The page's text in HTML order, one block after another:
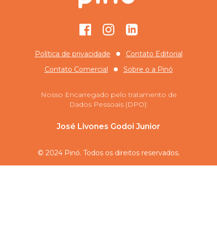
FacebookInstagramGitHub
Política de privacidade
Contato Editorial
Contato Comercial
Sobre o a Pinó
Nosso Encarregado pelo tratamento de
Dados Pessoais (DPO):
José Livones Godoi Junior
© 2024 Pinó. Todos os direitos reservados.